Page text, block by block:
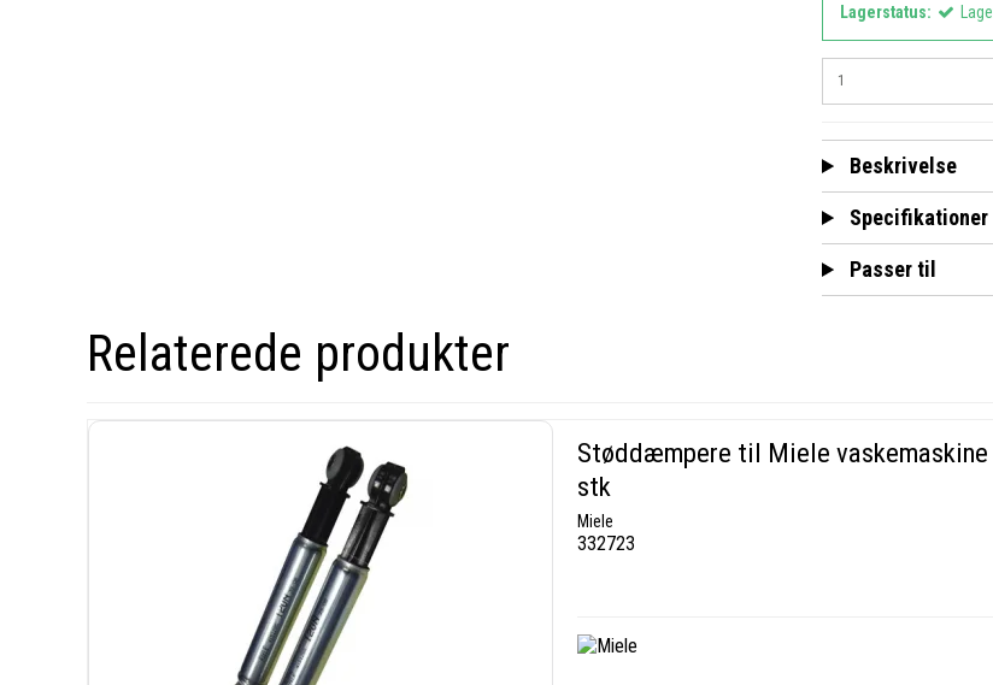
Lagerstatus:
Beskrivelse
Specifikationer
Passer til
Relaterede produkter
Støddæmpere til Miele vaskemaskine
stk
Miele
332723